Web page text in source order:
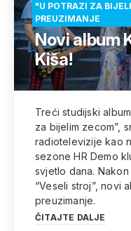
"U POTRAZI ZA
PREUZIMANJE
Novi album
Kiša!
Treći studijski
za bijelim zecom”,
radiotelevizije kao
sezone HR Demo
svjetlo dana.
“Veseli stroj”, novi
preuzimanje.
ČITAJTE DALJE